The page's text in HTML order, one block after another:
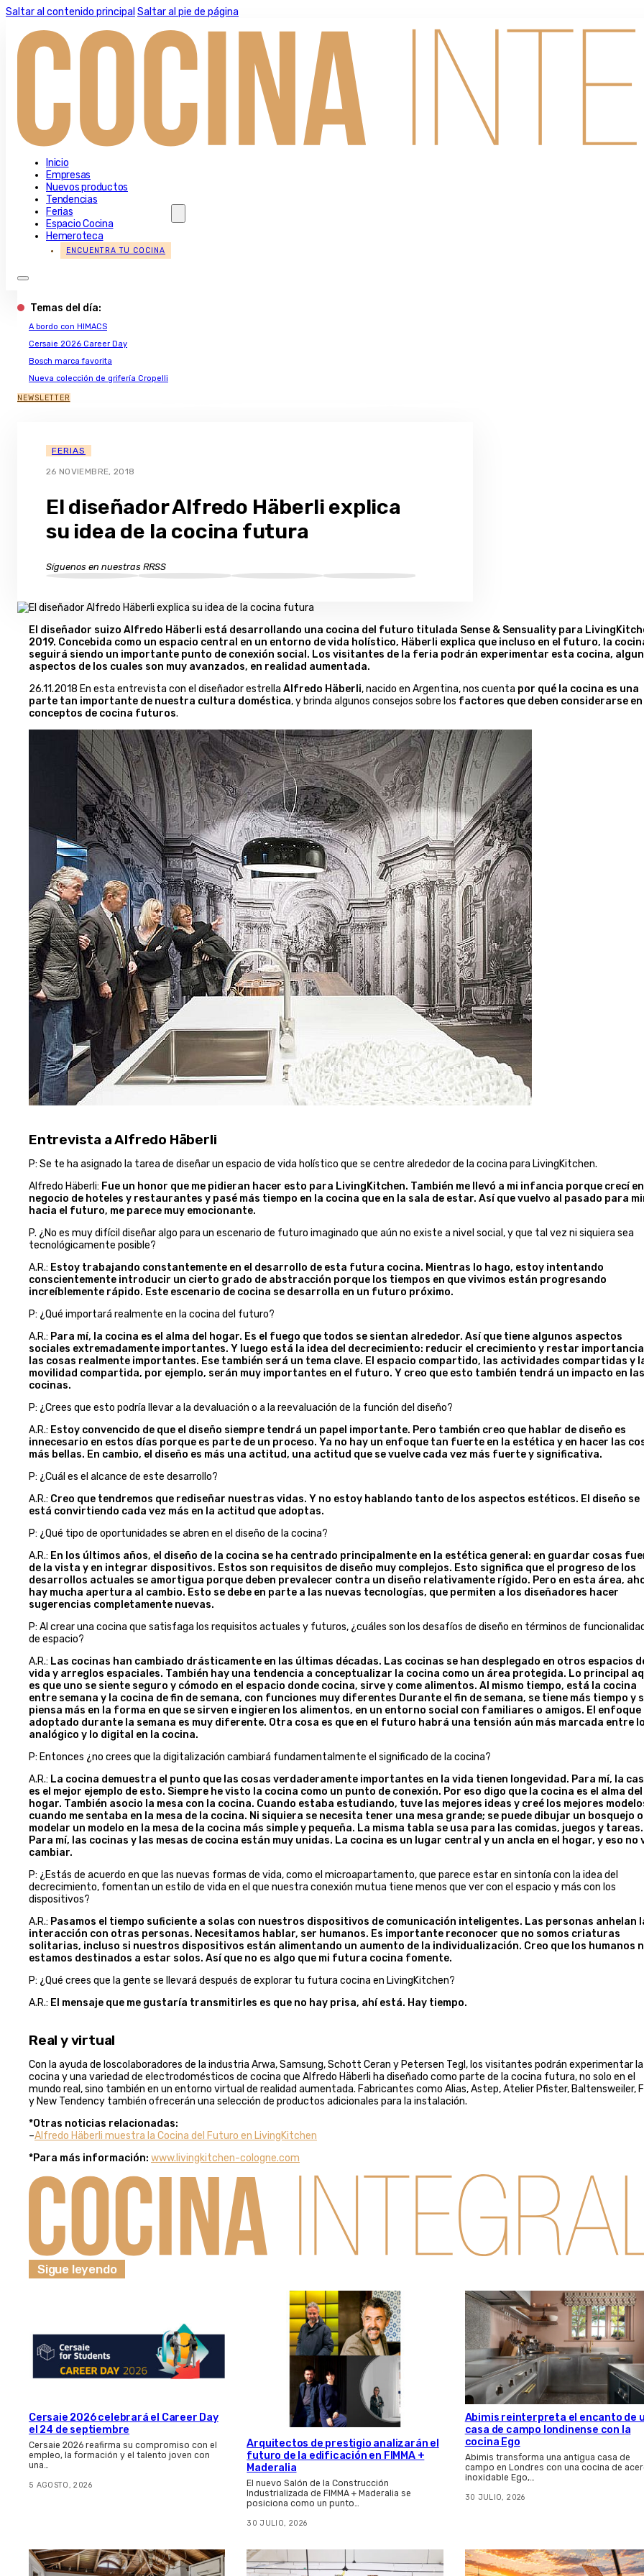
Saltar al contenido principal Saltar al pie de página
Inicio
Empresas
Nuevos productos
Tendencias
Ferias
Espacio Cocina
Hemeroteca
ENCUENTRA TU COCINA
Temas del día:
A bordo con HIMACS
Cersaie 2026 Career Day
Bosch marca favorita
Nueva colección de grifería Cropelli
NEWSLETTER
FERIAS
26 NOVIEMBRE, 2018
El diseñador Alfredo Häberli explica
su idea de la cocina futura
Síguenos en nuestras RRSS
El diseñador suizo Alfredo Häberli está desarrollando una cocina del futuro titulada Sense & Sensuality para
2019. Concebida como un espacio central en un entorno de vida holístico, Häberli explica que incluso en el futuro, la
seguirá siendo un importante punto de conexión social. Los visitantes de la feria podrán experimentar esta cocina,
aspectos de los cuales son muy avanzados, en realidad aumentada.
26.11.2018 En esta entrevista con el diseñador estrella Alfredo Häberli, nacido en Argentina, nos cuenta por qué la cocina es una
parte tan importante de nuestra cultura doméstica, y brinda algunos consejos sobre los factores que deben considerarse en
conceptos de cocina futuros.
Entrevista a Alfredo Häberli
P: Se te ha asignado la tarea de diseñar un espacio de vida holístico que se centre alrededor de la cocina para LivingKitchen.
Alfredo Häberli: Fue un honor que me pidieran hacer esto para LivingKitchen. También me llevó a mi infancia porque crecí en
negocio de hoteles y restaurantes y pasé más tiempo en la cocina que en la sala de estar. Así que vuelvo al pasado para
hacia el futuro, me parece muy emocionante.
P. ¿No es muy difícil diseñar algo para un escenario de futuro imaginado que aún no existe a nivel social, y que tal vez ni siquiera sea
tecnológicamente posible?
A.R.: Estoy trabajando constantemente en el desarrollo de esta futura cocina. Mientras lo hago, estoy intentando
conscientemente introducir un cierto grado de abstracción porque los tiempos en que vivimos están progresando
increíblemente rápido. Este escenario de cocina se desarrolla en un futuro próximo.
P: ¿Qué importará realmente en la cocina del futuro?
A.R.: Para mí, la cocina es el alma del hogar. Es el fuego que todos se sientan alrededor. Así que tiene algunos aspectos
sociales extremadamente importantes. Y luego está la idea del decrecimiento: reducir el crecimiento y restar
las cosas realmente importantes. Ese también será un tema clave. El espacio compartido, las actividades compartidas y
movilidad compartida, por ejemplo, serán muy importantes en el futuro. Y creo que esto también tendrá un impacto en las
cocinas.
P: ¿Crees que esto podría llevar a la devaluación o a la reevaluación de la función del diseño?
A.R.: Estoy convencido de que el diseño siempre tendrá un papel importante. Pero también creo que hablar de diseño es
innecesario en estos días porque es parte de un proceso. Ya no hay un enfoque tan fuerte en la estética y en hacer las
más bellas. En cambio, el diseño es más una actitud, una actitud que se vuelve cada vez más fuerte y significativa.
P: ¿Cuál es el alcance de este desarrollo?
A.R.: Creo que tendremos que rediseñar nuestras vidas. Y no estoy hablando tanto de los aspectos estéticos. El diseño se
está convirtiendo cada vez más en la actitud que adoptas.
P: ¿Qué tipo de oportunidades se abren en el diseño de la cocina?
A.R.: En los últimos años, el diseño de la cocina se ha centrado principalmente en la estética general: en guardar cosas
de la vista y en integrar dispositivos. Estos son requisitos de diseño muy complejos. Esto significa que el progreso de los
desarrollos actuales se amortigua porque deben prevalecer contra un diseño relativamente rígido. Pero en esta área,
hay mucha apertura al cambio. Esto se debe en parte a las nuevas tecnologías, que permiten a los diseñadores hacer
sugerencias completamente nuevas.
P: Al crear una cocina que satisfaga los requisitos actuales y futuros, ¿cuáles son los desafíos de diseño en términos de
de espacio?
A.R.: Las cocinas han cambiado drásticamente en las últimas décadas. Las cocinas se han desplegado en otros espacios
vida y arreglos espaciales. También hay una tendencia a conceptualizar la cocina como un área protegida. Lo principal
es que uno se siente seguro y cómodo en el espacio donde cocina, sirve y come alimentos. Al mismo tiempo, está la cocina
entre semana y la cocina de fin de semana, con funciones muy diferentes Durante el fin de semana, se tiene más tiempo y
piensa más en la forma en que se sirven e ingieren los alimentos, en un entorno social con familiares o amigos. El enfoque
adoptado durante la semana es muy diferente. Otra cosa es que en el futuro habrá una tensión aún más marcada entre lo
analógico y lo digital en la cocina.
P: Entonces ¿no crees que la digitalización cambiará fundamentalmente el significado de la cocina?
A.R.: La cocina demuestra el punto que las cosas verdaderamente importantes en la vida tienen longevidad. Para mí, la
es el mejor ejemplo de esto. Siempre he visto la cocina como un punto de conexión. Por eso digo que la cocina es el alma del
hogar. También asocio la mesa con la cocina. Cuando estaba estudiando, tuve las mejores ideas y creé los mejores
cuando me sentaba en la mesa de la cocina. Ni siquiera se necesita tener una mesa grande; se puede dibujar un bosquejo o
modelar un modelo en la mesa de la cocina más simple y pequeña. La misma tabla se usa para las comidas, juegos y tareas.
Para mí, las cocinas y las mesas de cocina están muy unidas. La cocina es un lugar central y un ancla en el hogar, y eso no
cambiar.
P: ¿Estás de acuerdo en que las nuevas formas de vida, como el microapartamento, que parece estar en sintonía con la idea del
decrecimiento, fomentan un estilo de vida en el que nuestra conexión mutua tiene menos que ver con el espacio y más con los
dispositivos?
A.R.: Pasamos el tiempo suficiente a solas con nuestros dispositivos de comunicación inteligentes. Las personas anhelan
interacción con otras personas. Necesitamos hablar, ser humanos. Es importante reconocer que no somos criaturas
solitarias, incluso si nuestros dispositivos están alimentando un aumento de la individualización. Creo que los humanos
estamos destinados a estar solos. Así que no es algo que mi futura cocina fomente.
P: ¿Qué crees que la gente se llevará después de explorar tu futura cocina en LivingKitchen?
A.R.: El mensaje que me gustaría transmitirles es que no hay prisa, ahí está. Hay tiempo.
Real y virtual
Con la ayuda de loscolaboradores de la industria Arwa, Samsung, Schott Ceran y Petersen Tegl, los visitantes podrán experimentar la
cocina y una variedad de electrodomésticos de cocina que Alfredo Häberli ha diseñado como parte de la cocina futura, no solo en el
mundo real, sino también en un entorno virtual de realidad aumentada. Fabricantes como Alias, Astep, Atelier Pfister, Baltensweiler,
y New Tendency también ofrecerán una selección de productos adicionales para la instalación.
*Otras noticias relacionadas:
–Alfredo Häberli muestra la Cocina del Futuro en LivingKitchen
*Para más información: www.livingkitchen-cologne.com
Sigue leyendo
Cersaie 2026 celebrará el Career Day
el 24 de septiembre
Cersaie 2026 reafirma su compromiso con el
empleo, la formación y el talento joven con
una…
5 AGOSTO, 2026
Arquitectos de prestigio analizarán el
futuro de la edificación en FIMMA +
Maderalia
El nuevo Salón de la Construcción
Industrializada de FIMMA + Maderalia se
posiciona como un punto…
30 JULIO, 2026
Abimis reinterpreta el encanto de
casa de campo londinense con la
cocina Ego
Abimis transforma una antigua casa de
campo en Londres con una cocina de
inoxidable Ego,…
30 JULIO, 2026